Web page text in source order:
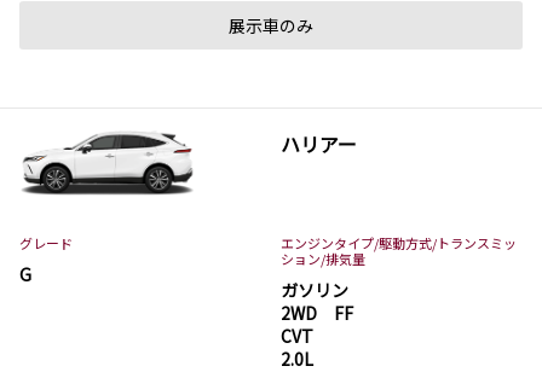
展示車のみ
ハリアー
グレード
G
エンジンタイプ/駆動方式/トランスミッ
ション/排気量
ガソリン
2WD FF
CVT
2.0L